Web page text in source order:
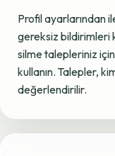
Profil ayarlarından
gereksiz bildirimleri
silme talepleriniz
kullanın. Talepler,
değerlendirilir.